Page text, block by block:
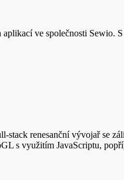
ve společnosti Sewio.
stack renesanční vývojař se
s využitím JavaScriptu,